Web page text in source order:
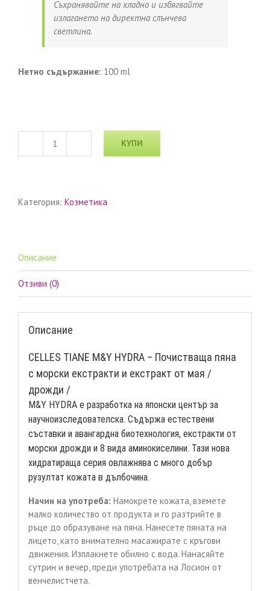
Съхранявайте на хладно и избягвайте
излагането на директна слънчева
светлина.
Нетно съдържание: 100 ml
количество
M&Y
пяна
с
морски
екстракти
от
/
дрожди
/
КУПИ
Категория: Козметика
Описание
Отзиви (0)
Описание
CELLES TIANE M&Y HYDRA – Почистваща пяна
с морски екстракти и екстракт от мая /
дрожди /
M&Y HYDRA е разработка на японски център за
научноизследователска. Съдържа естествени
съставки и авангардна биотехнология, екстракти от
морски дрожди и 8 вида аминокиселини. Тази нова
хидратираща серия овлажнява с много добър
рузултат кожата в дълбочина.
Начин на употреба: Намокрете кожата, вземете
малко количество от продукта и го разтрийте в
ръце до образуване на пяна. Нанесете пяната на
лицето, като внимателно масажирате с кръгови
движения. Изплакнете обилно с вода. Нанасяйте
сутрин и вечер, преди употребата на Лосион от
венчелистчета.